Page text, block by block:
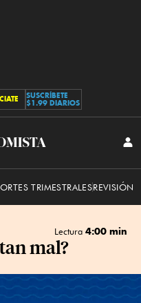
SUSCRÍBETE
$1.99 DIARIOS
TRIMESTRALESREVISIÓN
Lectura 4:00 min
mal?